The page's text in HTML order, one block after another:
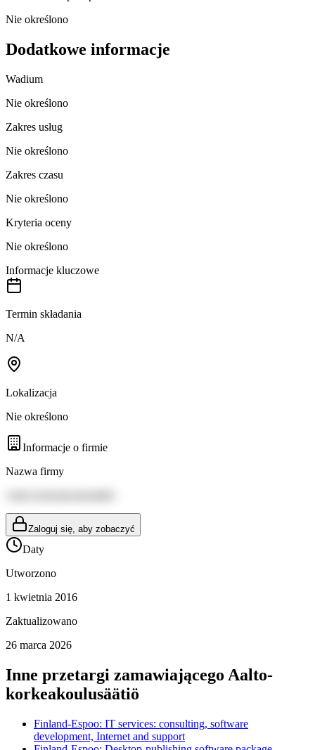
Nie określono
Dodatkowe informacje
Wadium
Nie określono
Zakres usług
Nie określono
Zakres czasu
Nie określono
Kryteria oceny
Nie określono
Informacje kluczowe
Termin składania
N/A
Lokalizacja
Nie określono
Informacje o firmie
Nazwa firmy
Zaloguj się, aby zobaczyć
Daty
Utworzono
1 kwietnia 2016
Zaktualizowano
26 marca 2026
Inne przetargi zamawiającego Aalto-
korkeakoulusäätiö
Finland-Espoo: IT services: consulting, software
development, Internet and support